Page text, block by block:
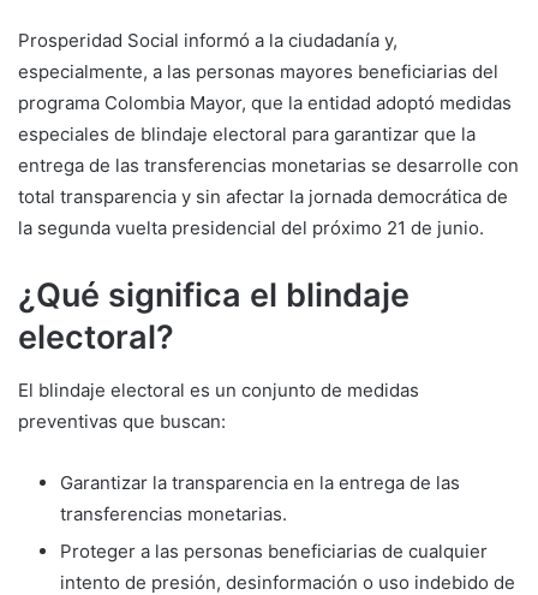
Prosperidad Social informó a la ciudadanía y,
especialmente, a las personas mayores beneficiarias del
programa Colombia Mayor, que la entidad adoptó medidas
especiales de blindaje electoral para garantizar que la
entrega de las transferencias monetarias se desarrolle con
total transparencia y sin afectar la jornada democrática de
la segunda vuelta presidencial del próximo 21 de junio.
¿Qué significa el blindaje
electoral?
El blindaje electoral es un conjunto de medidas
preventivas que buscan:
Garantizar la transparencia en la entrega de las
transferencias monetarias.
Proteger a las personas beneficiarias de cualquier
intento de presión, desinformación o uso indebido de